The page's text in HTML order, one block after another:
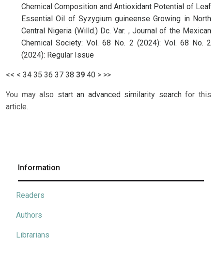
Chemical Composition and Antioxidant Potential of Leaf
Essential Oil of Syzygium guineense Growing in North
Central Nigeria (Willd.) Dc. Var. ,Journal of the Mexican
Chemical Society: Vol. 68 No. 2 (2024): Vol. 68 No. 2
(2024): Regular Issue
<< < 34 35 36 37 38 39 40 > >>
You may also start an advanced similarity searchfor this
article.
Information
Readers
Authors
Librarians